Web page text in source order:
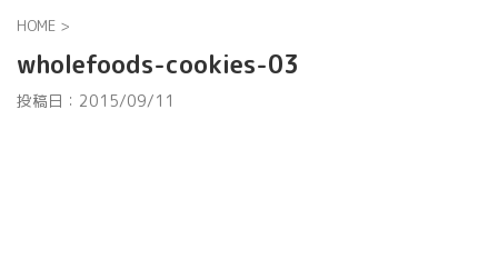
HOME >
wholefoods-cookies-03
投稿日： 2015/09/11